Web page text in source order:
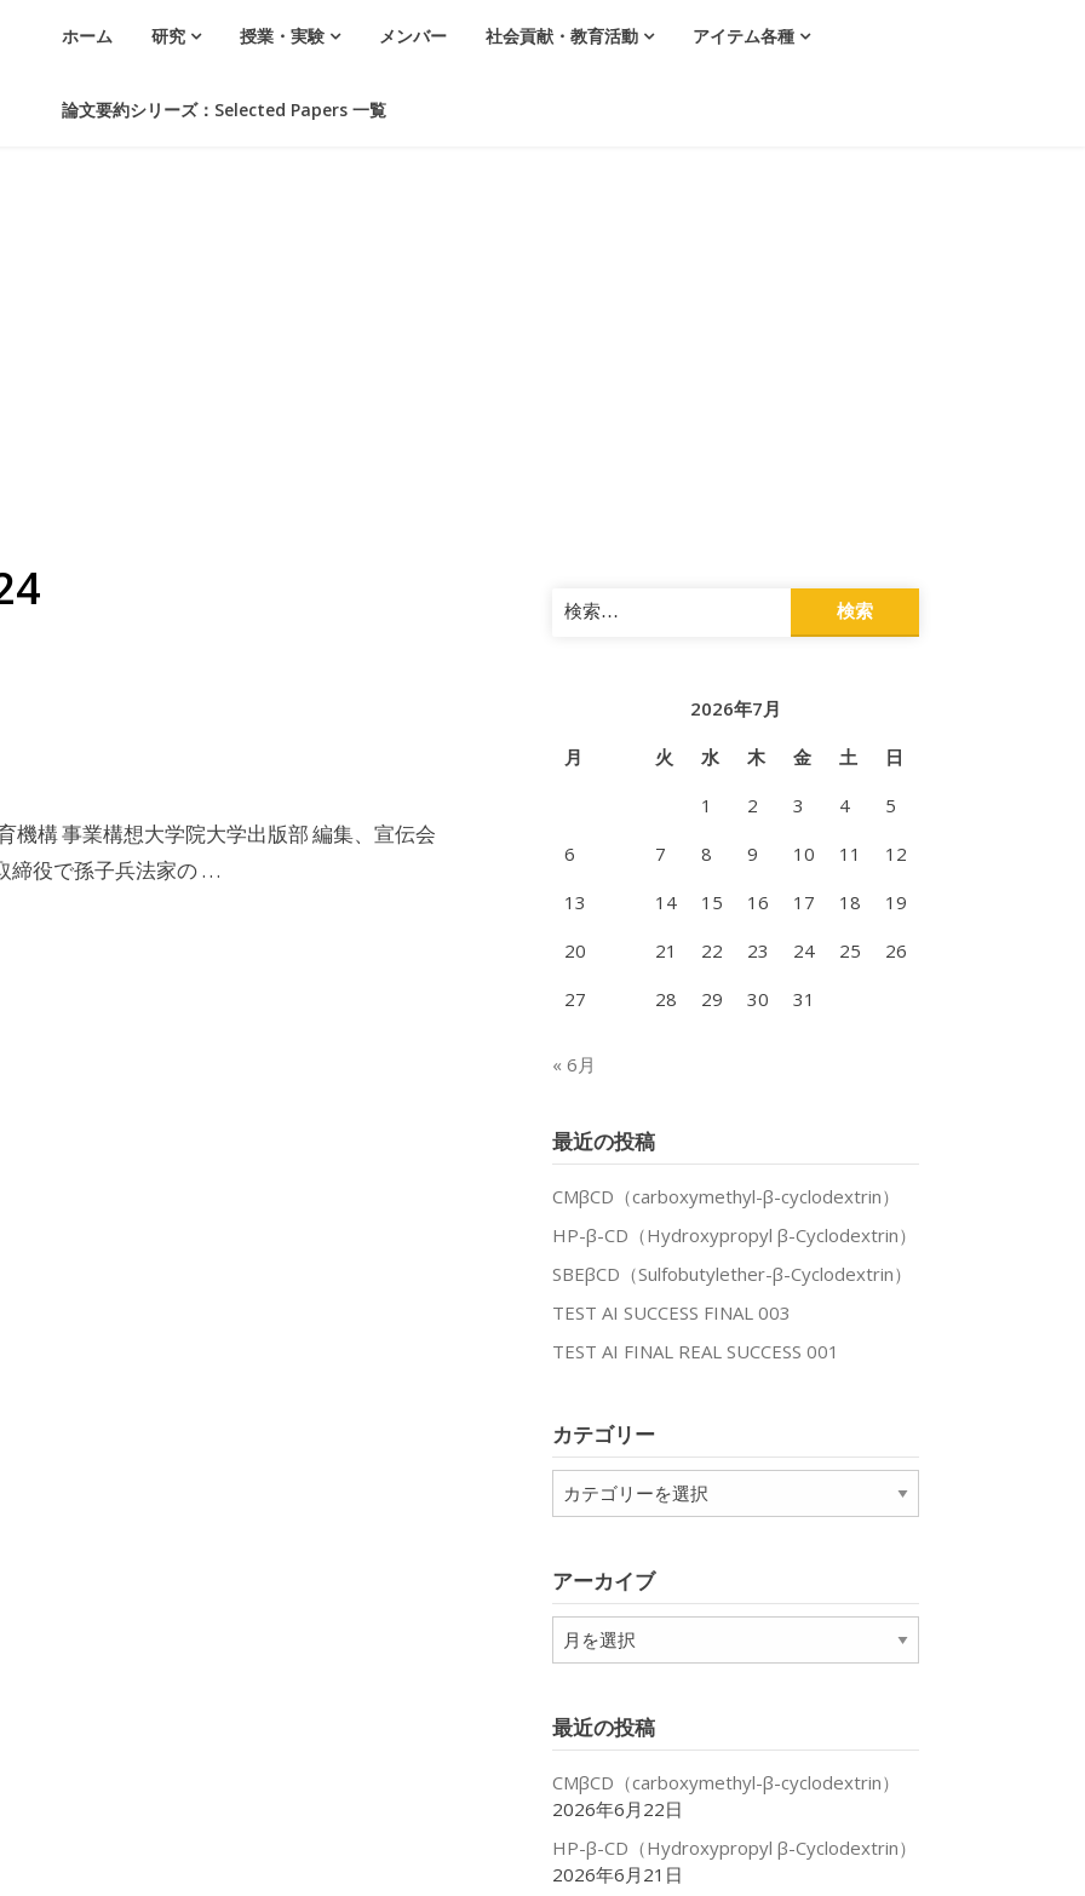
ホーム 研究 授業・実験 メンバー 社会貢献・教育活動 アイテム各種
論文要約シリーズ：Selected Papers 一覧
機構 事業構想大学院大学出版部 編集、宣伝会
締役で孫子兵法家の …
検
索:
2026年7月
月
火 水 木 金 土
日
1
2 3 4
5
6
7 8 9 10 11
12
13
14 15 16 17 18
19
20
21 22 23 24 25
26
27
28 29 30 31
« 6月
最近の投稿
CMβCD（carboxymethyl-β-cyclodextrin）
HP-β-CD（Hydroxypropyl β-Cyclodextrin）
SBEβCD（Sulfobutylether-β-Cyclodextrin）
TEST AI SUCCESS FINAL 003
TEST AI FINAL REAL SUCCESS 001
カテゴリー
テ
ー
アーカイブ
ア
ー
ブ
最近の投稿
CMβCD（carboxymethyl-β-cyclodextrin）
2026年6月22日
HP-β-CD（Hydroxypropyl β-Cyclodextrin）
2026年6月21日